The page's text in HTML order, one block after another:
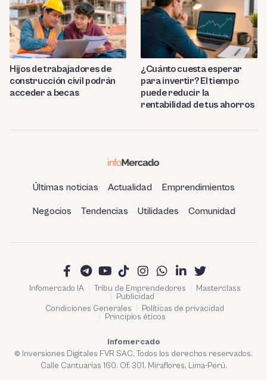
Hijos de trabajadores de
construcción civil podrán
acceder a becas
¿Cuánto cuesta esperar
para invertir? El tiempo
puede reducir la
rentabilidad de tus ahorros
Últimas noticias Actualidad Emprendimientos
Negocios Tendencias Utilidades Comunidad
Infomercado IA Tribu de Emprendedores
Masterclass
Publicidad
Condiciones Generales
Políticas de privacidad
Principios éticos
Infomercado
© Inversiones Digitales FVR SAC. Todos los derechos reservados.
Calle Cantuarias 160. Of. 301. Miraflores, Lima-Perú.